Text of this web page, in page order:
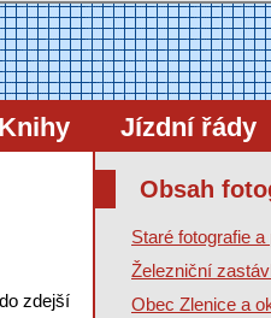
Knihy Jízdní řády
Obsah
Staré fotografie a
Železniční
Obec Zlenice a
zdejší